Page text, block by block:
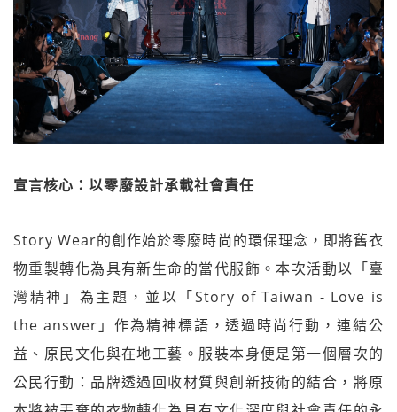
宣言核心：以零廢設計承載社會責任
Story Wear的創作始於零廢時尚的環保理念，即將舊衣
物重製轉化為具有新生命的當代服飾。本次活動以「臺
灣精神」為主題，並以「Story of Taiwan - Love is
the answer」作為精神標語，透過時尚行動，連結公
益、原民文化與在地工藝。服裝本身便是第一個層次的
公民行動：品牌透過回收材質與創新技術的結合，將原